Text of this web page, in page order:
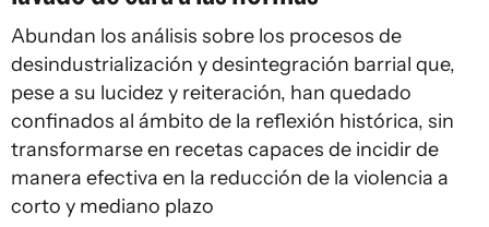
Abundan los análisis sobre los procesos de
desindustrialización y desintegración barrial que,
pese a su lucidez y reiteración, han quedado
confinados al ámbito de la reflexión histórica, sin
transformarse en recetas capaces de incidir de
manera efectiva en la reducción de la violencia a
corto y mediano plazo